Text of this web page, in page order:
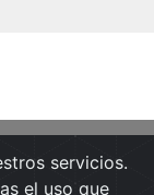
Medios
servicios.
el uso que